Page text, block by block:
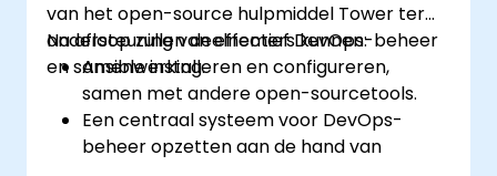
van het open-source hulpmiddel Tower ter
ondersteuning van effectief DevOps-beheer
en samenwerking.
Na afloop zullen deelnemers kunnen:
Ansible installeren en configureren,
samen met andere open-sourcetools.
Een centraal systeem voor DevOps-
beheer opzetten aan de hand van